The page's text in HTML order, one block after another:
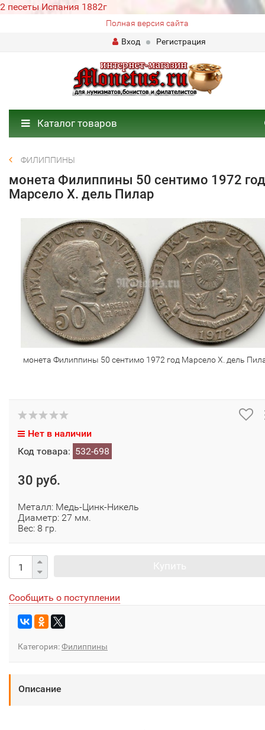
2 песеты Испания 1882г
Полная версия сайта
Вход
Регистрация
Каталог товаров
ФИЛИППИНЫ
монета Филиппины 50 сентимо 1972 год
Марсело Х. дель Пилар
монета Филиппины 50 сентимо 1972 год Марсело Х. дель
Нет в наличии
Код товара: 532-698
30 руб.
Металл: Медь-Цинк-Никель
Диаметр: 27 мм.
Вес: 8 гр.
Сообщить о поступлении
Категория:Филиппины
Описание